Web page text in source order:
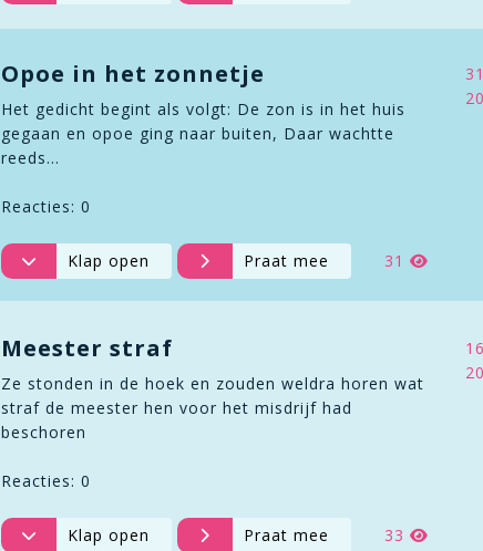
Opoe in het zonnetje
Het gedicht begint als volgt: De zon is in het huis
gegaan en opoe ging naar buiten, Daar wachtte
reeds…
Reacties: 0
Klap open Praat mee 31
Meester straf
Ze stonden in de hoek en zouden weldra horen wat
straf de meester hen voor het misdrijf had
beschoren
Reacties: 0
Klap open Praat mee 33